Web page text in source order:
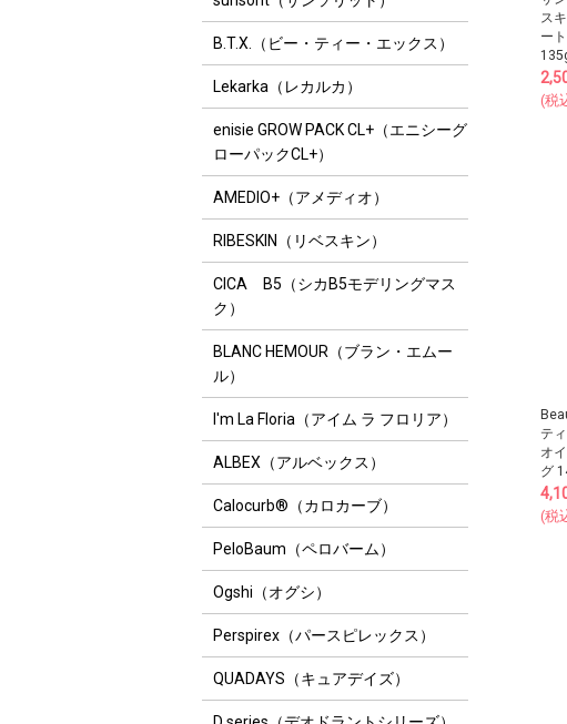
B.T.X.（ビー・ティー・エックス）
Lekarka（レカルカ）
enisie GROW PACK CL+（エニシーグ
ローパックCL+）
AMEDIO+（アメディオ）
RIBESKIN（リベスキン）
CICA B5（シカB5モデリングマス
ク）
BLANC HEMOUR（ブラン・エムー
ル）
I'm La Floria（アイム ラ フロリア）
ALBEX（アルベックス）
Calocurb®（カロカーブ）
PeloBaum（ペロバーム）
Ogshi（オグシ）
Perspirex（パースピレックス）
QUADAYS（キュアデイズ）
ス
ー
(税
テ
オ
グ
(税